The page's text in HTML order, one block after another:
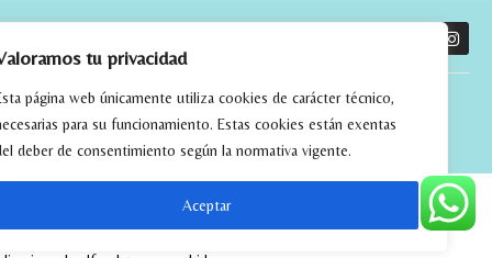
tu privacidad
página web únicamente utiliza cookies de carácter técnico,
para su funcionamiento. Estas cookies están exentas
deber de consentimiento según la normativa vigente.
Aceptar
alfombras kilim madrid alfombras modernas madrid